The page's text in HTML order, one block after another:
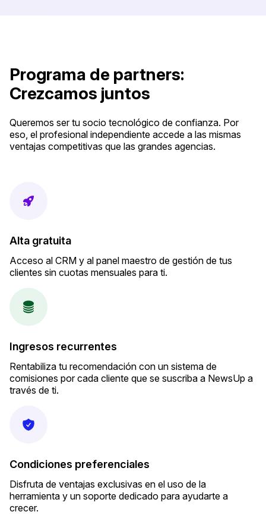
Programa de partners:
Crezcamos juntos
Queremos ser tu socio tecnológico de confianza. Por
eso, el profesional independiente accede a las mismas
ventajas competitivas que las grandes agencias.
Alta gratuita
Acceso al CRM y al panel maestro de gestión de tus
clientes sin cuotas mensuales para ti.
Ingresos recurrentes
Rentabiliza tu recomendación con un sistema de
comisiones por cada cliente que se suscriba a NewsUp a
través de ti.
Condiciones preferenciales
Disfruta de ventajas exclusivas en el uso de la
herramienta y un soporte dedicado para ayudarte a
crecer.